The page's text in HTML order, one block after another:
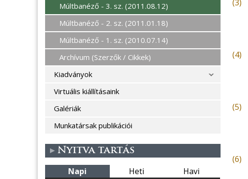
(3)
(4)
(5)
(6)
Múltbanéző - 3. sz. (2011.08.12)
Múltbanéző - 2. sz. (2011.01.18)
Múltbanéző - 1. sz. (2010.07.14)
Archívum (Szerzők / Cikkek)
Kiadványok
Virtuális kiállításaink
Galériák
Munkatársak publikációi
Nyitva tartás
Napi Heti Havi